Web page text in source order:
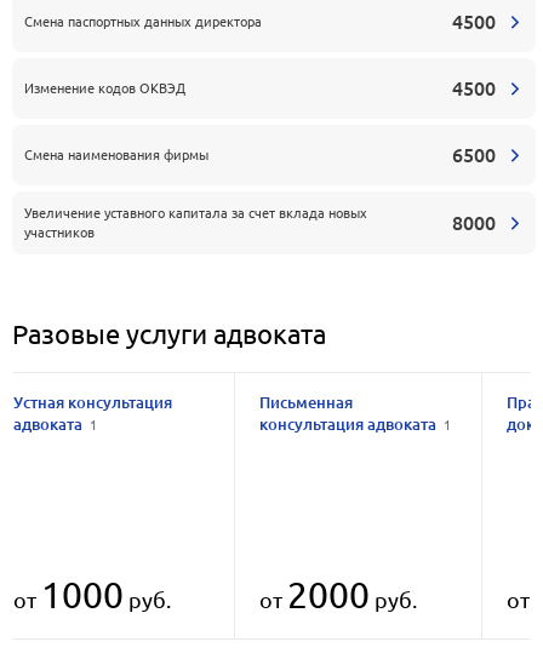
Смена паспортных данных директора 4500
Изменение кодов ОКВЭД 4500
Смена наименования фирмы 6500
Увеличение уставного капитала за счет вклада новых
участников
8000
Разовые услуги адвоката
Устная консультация
адвоката
1
Письменная
консультация адвоката
1
от 1000 руб. от 2000 руб. от